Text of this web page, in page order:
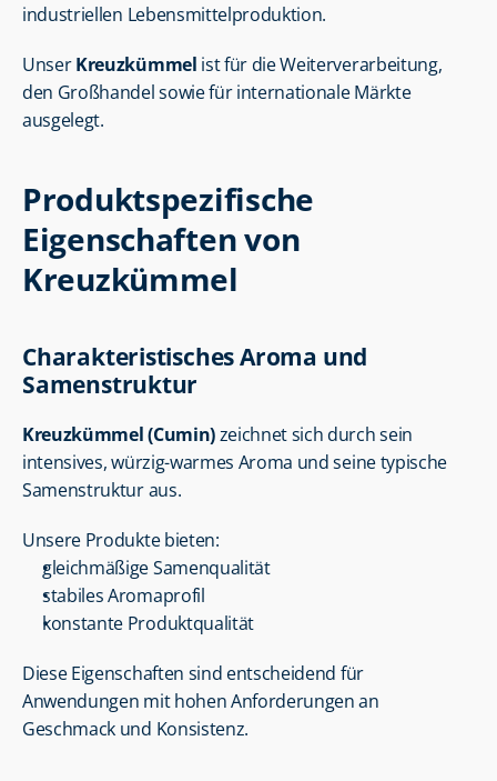
industriellen Lebensmittelproduktion.
Unser Kreuzkümmel ist für die Weiterverarbeitung,
den Großhandel sowie für internationale Märkte
ausgelegt.
Produktspezifische
Eigenschaften von
Kreuzkümmel
Charakteristisches Aroma und
Samenstruktur
Kreuzkümmel (Cumin) zeichnet sich durch sein
intensives, würzig-warmes Aroma und seine typische
Samenstruktur aus.
Unsere Produkte bieten:
gleichmäßige Samenqualität
stabiles Aromaprofil
konstante Produktqualität
Diese Eigenschaften sind entscheidend für
Anwendungen mit hohen Anforderungen an
Geschmack und Konsistenz.